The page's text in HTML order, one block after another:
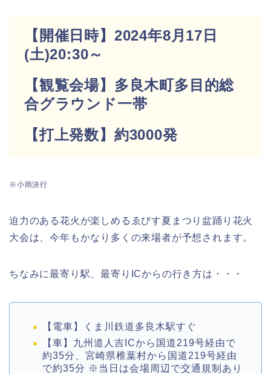
【開催日時】2024年8月17日
(土)20:30～
【観覧会場】多良木町多目的総
合グラウンド一帯
【打上発数】約3000発
※小雨決行
迫力のある花火が楽しめるゑびす夏まつり盆踊り花火
大会は、今年もかなり多くの来場者が予想されます。
ちなみに最寄り駅、最寄りICからの行き方は・・・
【電車】くま川鉄道多良木駅すぐ
【車】九州道人吉ICから国道219号経由で
約35分、宮崎県椎葉村から国道219号経由
で約35分 ※当日は会場周辺で交通規制あり